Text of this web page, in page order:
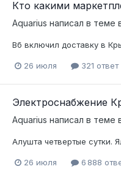
Кто какими
Aquarius написал в теме
Вб включил доставку в
26 июля 321 ответ
Электроснабжение
Aquarius написал в теме
Алушта четвертые сутки.
26 июля 6 888